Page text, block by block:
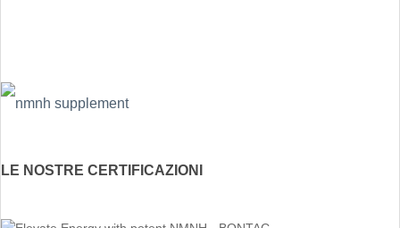
LE NOSTRE CERTIFICAZIONI